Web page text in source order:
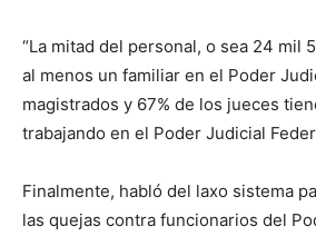
“La mitad del personal, o sea 24 mil
al menos un familiar en el Poder
magistrados y 67% de los jueces
trabajando en el Poder Judicial
Finalmente, habló del laxo sistema
las quejas contra funcionarios del